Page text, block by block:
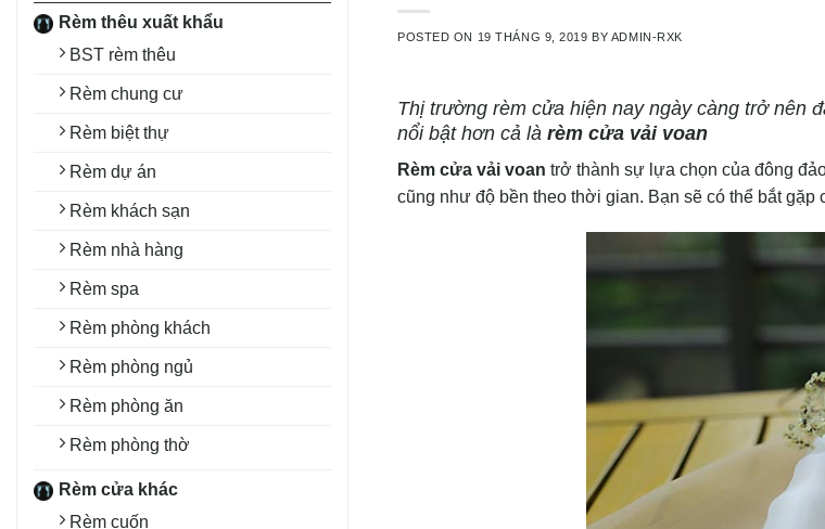
Rèm thêu xuất khẩu
BST rèm thêu
Rèm chung cư
Rèm biệt thự
Rèm dự án
Rèm khách sạn
Rèm nhà hàng
Rèm spa
Rèm phòng khách
Rèm phòng ngủ
Rèm phòng ăn
Rèm phòng thờ
Rèm cửa khác
Rèm cuốn
POSTED ON 19 THÁNG 9, 2019 BY ADMIN-RXK
Thị trường rèm cửa hiện nay ngày càng trở nên
nổi bật hơn cả là rèm cửa vải voan
Rèm cửa vải voan trở thành sự lựa chọn của đông
cũng như độ bền theo thời gian. Bạn sẽ có thể bắt gặp